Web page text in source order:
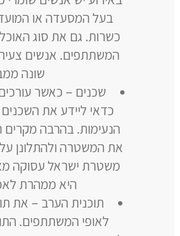
בעל המסעדה או
כשרות. גם את סוג
המשתתפים. אנשים
שונה
שכנים – כאשר
כדאי ליידע את
הנעימות. בהרבה מקרים
את המשטרה ולהתלונן
משטרת ישראל עסוקה
היא ממהרת
תוכנית הערב – את
לאופי המשתתפים.